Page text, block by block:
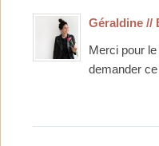
Géraldine //
Merci pour
demander